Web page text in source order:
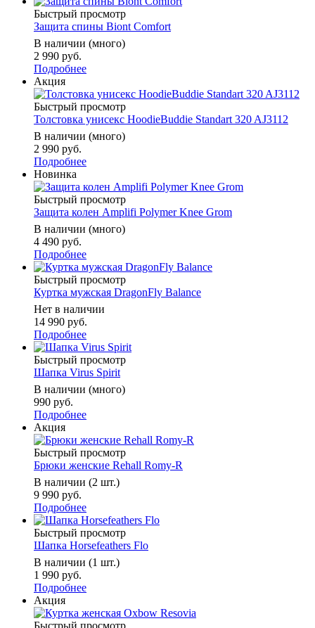
Быстрый просмотр
Защита спины Biont Comfort
В наличии (много)
2 990 руб.
Подробнее
Акция
Быстрый просмотр
Толстовка унисекс HoodieBuddie Standart 320 AJ3112
В наличии (много)
2 990 руб.
Подробнее
Новинка
Быстрый просмотр
Защита колен Amplifi Polymer Knee Grom
В наличии (много)
4 490 руб.
Подробнее
Быстрый просмотр
Куртка мужская DragonFly Balance
Нет в наличии
14 990 руб.
Подробнее
Быстрый просмотр
Шапка Virus Spirit
В наличии (много)
990 руб.
Подробнее
Акция
Быстрый просмотр
Брюки женские Rehall Romy-R
В наличии (2 шт.)
9 990 руб.
Подробнее
Быстрый просмотр
Шапка Horsefeathers Flo
В наличии (1 шт.)
1 990 руб.
Подробнее
Акция